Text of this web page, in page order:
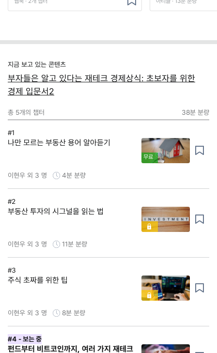
지금 보고 있는 콘텐츠
부자들은 알고 있다는 재테크 경제상식: 초보자를 위한
경제 입문서2
총 5개의 챕터 38분 분량
#1
나만 모르는 부동산 용어 알아듣기
무료
이현우 외 3 명 4분 분량
#2
부동산 투자의 시그널을 읽는 법
이현우 외 3 명 11분 분량
#3
주식 초짜를 위한 팁
이현우 외 3 명 8분 분량
#4 - 보는 중
펀드부터 비트코인까지, 여러 가지 재테크